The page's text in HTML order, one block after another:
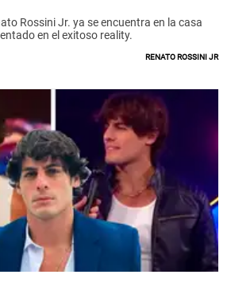
Rossini Jr. ya se encuentra en la casa
en el exitoso reality.
Renato Rossini jr